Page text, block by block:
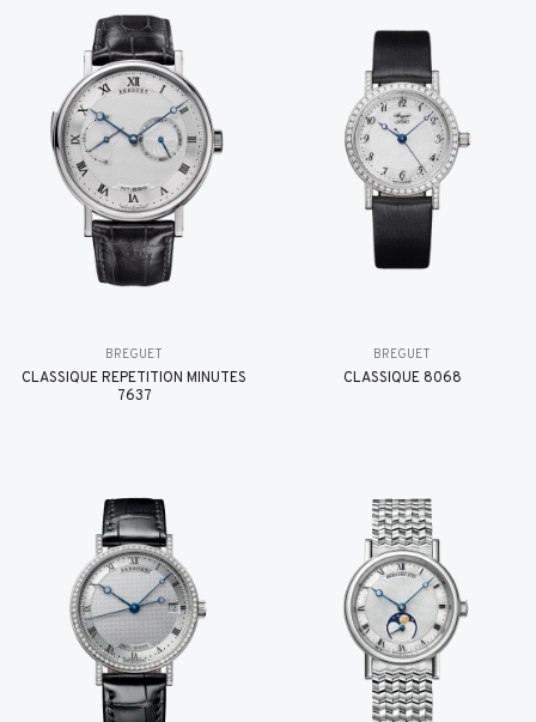
BREGUET
CLASSIQUE RÉPÉTITION MINUTES
7637
BREGUET
CLASSIQUE 8068